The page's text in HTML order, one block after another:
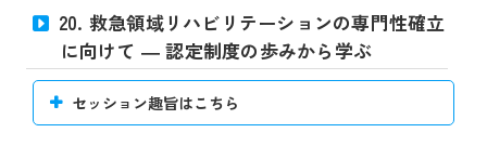
20. 救急領域リハビリテーションの専門性確立
に向けて ― 認定制度の歩みから学ぶ
セッション趣旨はこちら